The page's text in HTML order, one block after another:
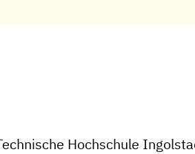
Hochschule